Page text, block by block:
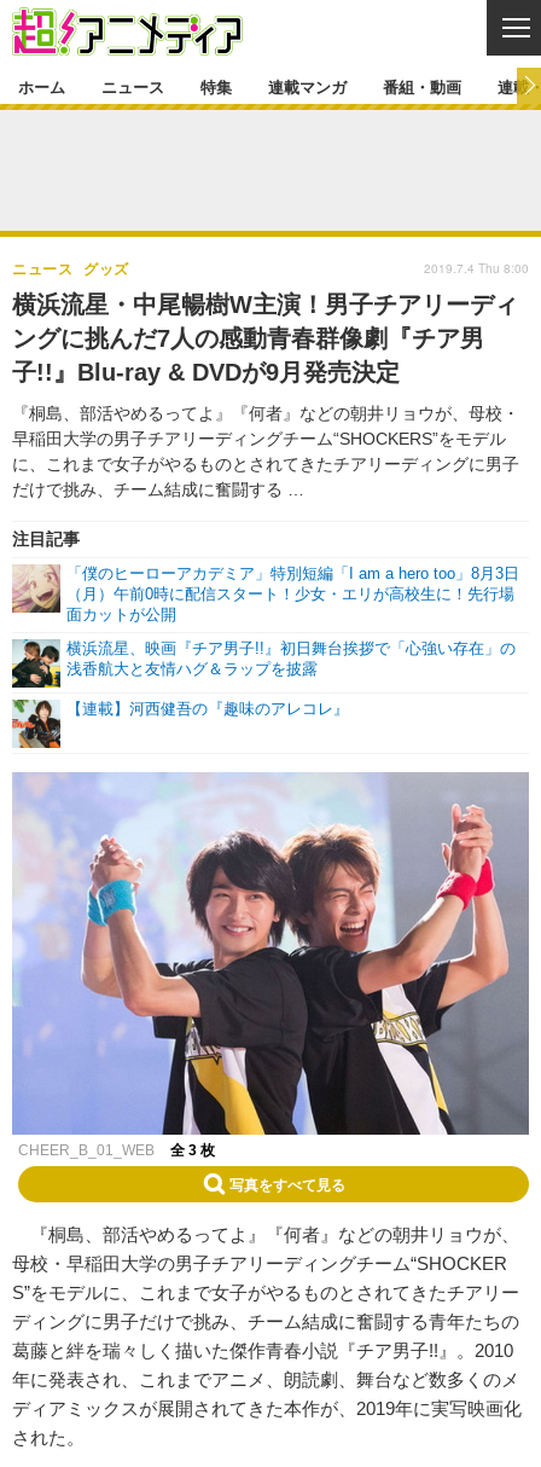
ゲーム・アプリ マンガ
グッズ イベント
声優 コスプレ
舞台 新帝スタ
特集一覧 カバー
ラキりす
連載マンガ
連載マンガ一覧
番組・動画
番組・動画一覧 ラジオ
動画
連載・ブログ
連載・ブログ一覧 コラム
編集部ブログ・お知らせ
ホーム ニュース 特集 連載マンガ 番組・動画 連載
横浜流星・中尾暢樹W主演！男子チアリーディ
ングに挑んだ7人の感動青春群像劇『チア男
子!!』Blu-ray & DVDが9月発売決定
『桐島、部活やめるってよ』『何者』などの朝井リョウが、母校・
早稲田大学の男子チアリーディングチーム“SHOCKERS”をモデル
に、これまで女子がやるものとされてきたチアリーディングに男子
だけで挑み、チーム結成に奮闘する …
ニュース グッズ
注目記事
「僕のヒーローアカデミア」特別短編「I am a hero too」8月3日
（月）午前0時に配信スタート！少女・エリが高校生に！先行場
面カットが公開
横浜流星、映画『チア男子!!』初日舞台挨拶で「心強い存在」の
浅香航大と友情ハグ＆ラップを披露
【連載】河西健吾の『趣味のアレコレ』
2019.7.4 Thu 8:00
CHEER_B_01_WEB 全 3 枚
写真をすべて見る
『桐島、部活やめるってよ』『何者』などの朝井リョウが、
母校・早稲田大学の男子チアリーディングチーム“SHOCKER
S”をモデルに、これまで女子がやるものとされてきたチアリー
ディングに男子だけで挑み、チーム結成に奮闘する青年たちの
葛藤と絆を瑞々しく描いた傑作青春小説『チア男子!!』。2010
年に発表され、これまでアニメ、朗読劇、舞台など数多くのメ
ディアミックスが展開されてきた本作が、2019年に実写映画化
された。